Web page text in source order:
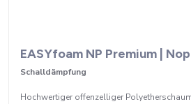
EASYfoam NP Premium |
Schalldämpfung
Hochwertiger offenzelliger